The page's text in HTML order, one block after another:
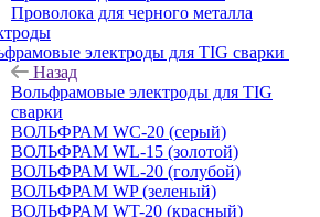
Проволока для черного металла
электроды для TIG сварки
Назад
Вольфрамовые электроды для TIG
сварки
ВОЛЬФРАМ WC-20 (серый)
ВОЛЬФРАМ WL-15 (золотой)
ВОЛЬФРАМ WL-20 (голубой)
ВОЛЬФРАМ WP (зеленый)
ВОЛЬФРАМ WT-20 (красный)